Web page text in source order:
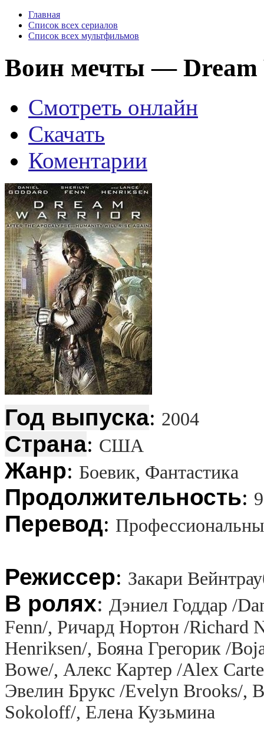
Главная
Список всех сериалов
Список всех мультфильмов
Воин мечты — Dream
Смотреть онлайн
Скачать
Коментарии
Год выпуска: 2004
Страна: США
Жанр: Боевик, Фантастика
Продолжительность:
Перевод:
Режиссер: Закари
В ролях: Дэниел Годдар /
Fenn/, Ричард Нортон /Richard
Henriksen/, Бояна Грегорик /
Bowe/, Алекс Картер /Alex
Эвелин Брукс /Evelyn Brooks/
Sokoloff/, Елена Кузьмина